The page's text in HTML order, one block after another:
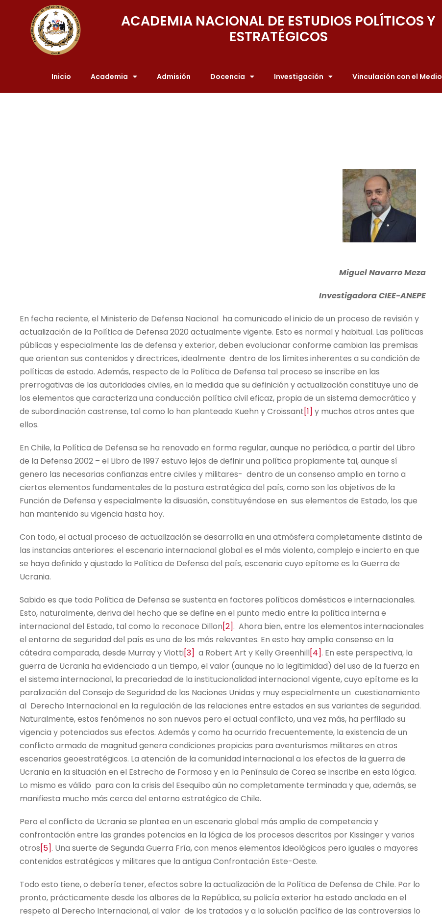
ACADEMIA NACIONAL DE ESTUDIOS POLÍTICOS Y
ESTRATÉGICOS
Inicio Academia Admisión Docencia Investigación Vinculación con el Medio
Miguel Navarro Meza
Investigadora CIEE-ANEPE
En fecha reciente, el Ministerio de Defensa Nacional ha comunicado el inicio de un proceso de revisión y
actualización de la Política de Defensa 2020 actualmente vigente. Esto es normal y habitual. Las políticas
públicas y especialmente las de defensa y exterior, deben evolucionar conforme cambian las premisas
que orientan sus contenidos y directrices, idealmente dentro de los límites inherentes a su condición de
políticas de estado. Además, respecto de la Política de Defensa tal proceso se inscribe en las
prerrogativas de las autoridades civiles, en la medida que su definición y actualización constituye uno de
los elementos que caracteriza una conducción política civil eficaz, propia de un sistema democrático y
de subordinación castrense, tal como lo han planteado Kuehn y Croissant[1] y muchos otros antes que
ellos.
En Chile, la Política de Defensa se ha renovado en forma regular, aunque no periódica, a partir del Libro
de la Defensa 2002 – el Libro de 1997 estuvo lejos de definir una política propiamente tal, aunque sí
genero las necesarias confianzas entre civiles y militares- dentro de un consenso amplio en torno a
ciertos elementos fundamentales de la postura estratégica del país, como son los objetivos de la
Función de Defensa y especialmente la disuasión, constituyéndose en sus elementos de Estado, los que
han mantenido su vigencia hasta hoy.
Con todo, el actual proceso de actualización se desarrolla en una atmósfera completamente distinta de
las instancias anteriores: el escenario internacional global es el más violento, complejo e incierto en que
se haya definido y ajustado la Política de Defensa del país, escenario cuyo epítome es la Guerra de
Ucrania.
Sabido es que toda Política de Defensa se sustenta en factores políticos domésticos e internacionales.
Esto, naturalmente, deriva del hecho que se define en el punto medio entre la política interna e
internacional del Estado, tal como lo reconoce Dillon[2]. Ahora bien, entre los elementos internacionales
el entorno de seguridad del país es uno de los más relevantes. En esto hay amplio consenso en la
cátedra comparada, desde Murray y Viotti[3] a Robert Art y Kelly Greenhill[4]. En este perspectiva, la
guerra de Ucrania ha evidenciado a un tiempo, el valor (aunque no la legitimidad) del uso de la fuerza en
el sistema internacional, la precariedad de la institucionalidad internacional vigente, cuyo epítome es la
paralización del Consejo de Seguridad de las Naciones Unidas y muy especialmente un cuestionamiento
al Derecho Internacional en la regulación de las relaciones entre estados en sus variantes de seguridad.
Naturalmente, estos fenómenos no son nuevos pero el actual conflicto, una vez más, ha perfilado su
vigencia y potenciados sus efectos. Además y como ha ocurrido frecuentemente, la existencia de un
conflicto armado de magnitud genera condiciones propicias para aventurismos militares en otros
escenarios geoestratégicos. La atención de la comunidad internacional a los efectos de la guerra de
Ucrania en la situación en el Estrecho de Formosa y en la Península de Corea se inscribe en esta lógica.
Lo mismo es válido para con la crisis del Esequibo aún no completamente terminada y que, además, se
manifiesta mucho más cerca del entorno estratégico de Chile.
Pero el conflicto de Ucrania se plantea en un escenario global más amplio de competencia y
confrontación entre las grandes potencias en la lógica de los procesos descritos por Kissinger y varios
otros[5]. Una suerte de Segunda Guerra Fría, con menos elementos ideológicos pero iguales o mayores
contenidos estratégicos y militares que la antigua Confrontación Este-Oeste.
Todo esto tiene, o debería tener, efectos sobre la actualización de la Política de Defensa de Chile. Por lo
pronto, prácticamente desde los albores de la República, su policía exterior ha estado anclada en el
respeto al Derecho Internacional, al valor de los tratados y a la solución pacífica de las controversias lo